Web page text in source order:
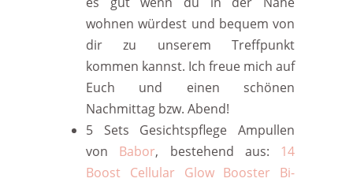
wohnen würdest und bequem von
dir zu unserem Treffpunkt
kommen kannst. Ich freue mich auf
Euch und einen schönen
Nachmittag bzw. Abend!
5 Sets Gesichtspflege Ampullen
von Babor, bestehend aus: 14
Boost Cellular Glow Booster Bi-